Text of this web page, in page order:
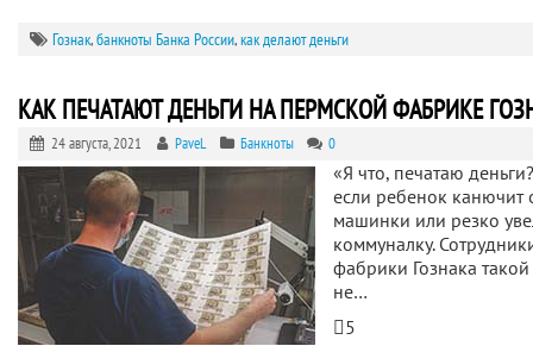
Гознак,банкноты Банка России,как делают деньги
КАК ПЕЧАТАЮТ ДЕНЬГИ НА ПЕРМСКОЙ ФАБРИКЕ
24 августа, 2021 PaveL Банкноты 0
«Я что, печатаю
если ребенок канючит
машинки или резко
коммуналку.
фабрики Гознака такой
не…
5